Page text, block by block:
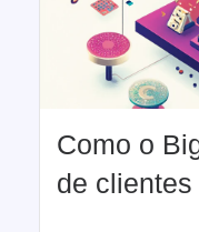
Como o
de